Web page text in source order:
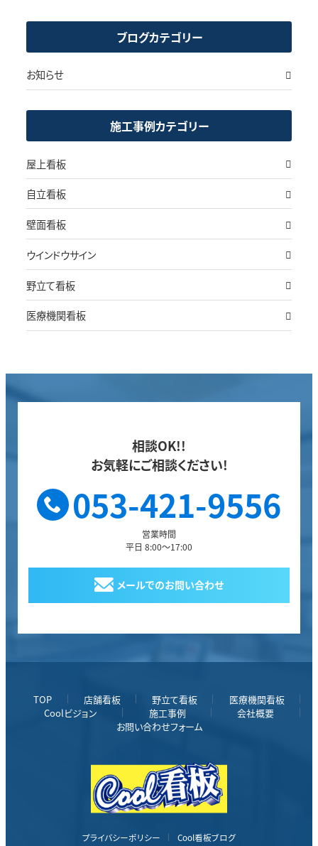
ブログカテゴリー
お知らせ
施工事例カテゴリー
屋上看板
自立看板
壁面看板
ウインドウサイン
野立て看板
医療機関看板
相談OK!!
お気軽にご相談ください!
053-421-9556
営業時間
平日 8:00～17:00
メールでのお問い合わせ
TOP 店舗看板 野立て看板
医療機関看板
Coolビジョン
施工事例
会社概要
お問い合わせフォーム
プライバシーポリシー Cool看板ブログ